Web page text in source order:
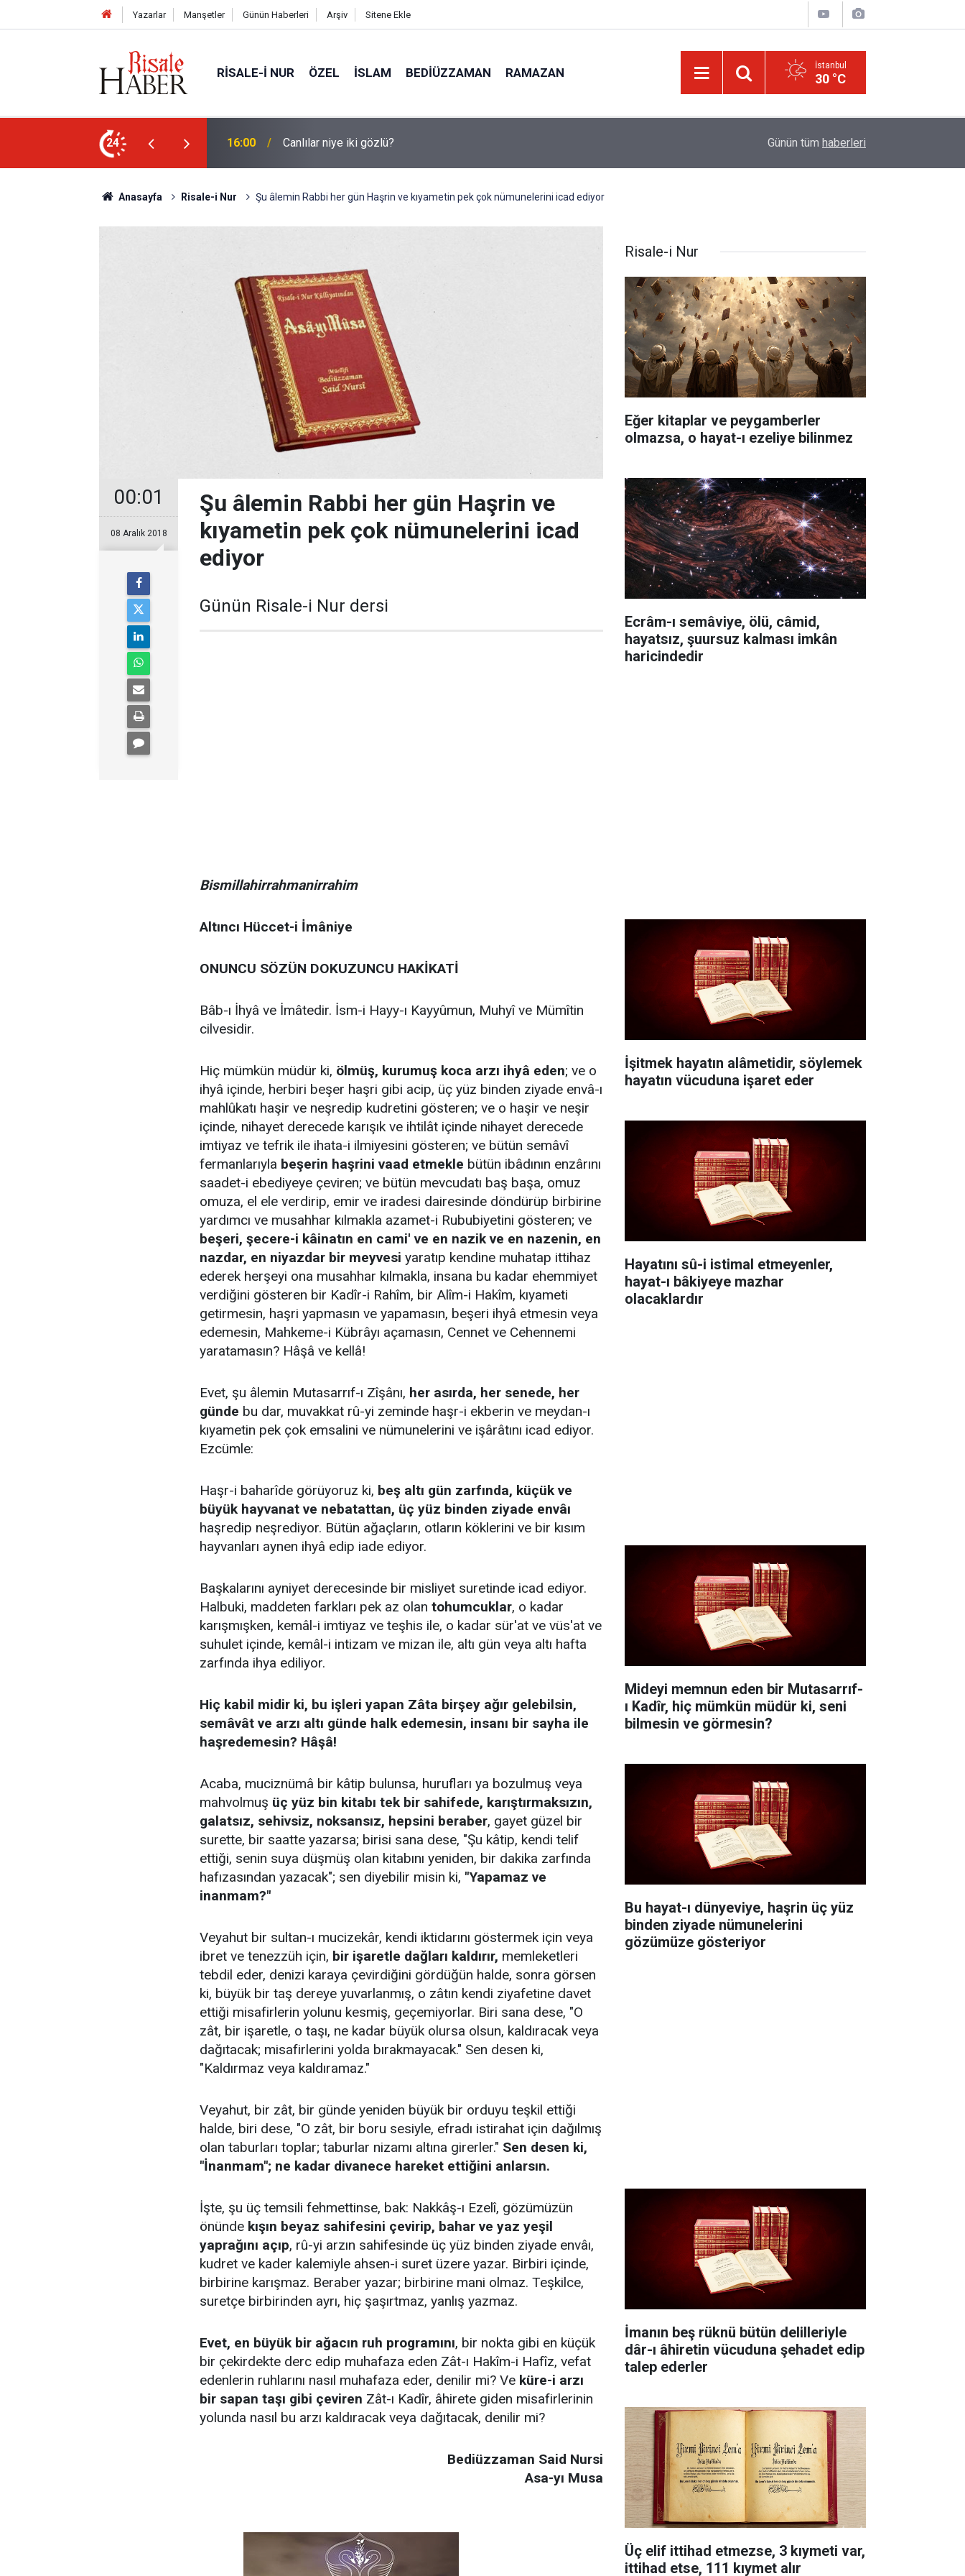
Yazarlar Manşetler Günün Haberleri Arşiv Sitene Ekle
RISALE-I NUR ÖZEL İSLAM BEDIÜZZAMAN RAMAZAN İstanbul
30 °C
24 15:35 Sosyal medya, derslerde başarısızlığa yol açıyor Günün tüm haberleri
Anasayfa Risale-i Nur Şu âlemin Rabbi her gün Haşrin ve kıyametin pek çok nümunelerini icad ediyor
00:01
08 Aralık 2018
Şu âlemin Rabbi her gün Haşrin ve
kıyametin pek çok nümunelerini icad
ediyor
Günün Risale-i Nur dersi
Bismillahirrahmanirrahim
Altıncı Hüccet-i İmâniye
ONUNCU SÖZÜN DOKUZUNCU HAKİKATİ
Bâb-ı İhyâ ve İmâtedir. İsm-i Hayy-ı Kayyûmun, Muhyî ve Mümîtin
cilvesidir.
Hiç mümkün müdür ki, ölmüş, kurumuş koca arzı ihyâ eden; ve o
ihyâ içinde, herbiri beşer haşri gibi acip, üç yüz binden ziyade envâ-ı
mahlûkatı haşir ve neşredip kudretini gösteren; ve o haşir ve neşir
içinde, nihayet derecede karışık ve ihtilât içinde nihayet derecede
imtiyaz ve tefrik ile ihata-i ilmiyesini gösteren; ve bütün semâvî
fermanlarıyla beşerin haşrini vaad etmekle bütün ibâdının enzârını
saadet-i ebediyeye çeviren; ve bütün mevcudatı baş başa, omuz
omuza, el ele verdirip, emir ve iradesi dairesinde döndürüp birbirine
yardımcı ve musahhar kılmakla azamet-i Rububiyetini gösteren; ve
beşeri, şecere-i kâinatın en cami' ve en nazik ve en nazenin, en
nazdar, en niyazdar bir meyvesi yaratıp kendine muhatap ittihaz
ederek herşeyi ona musahhar kılmakla, insana bu kadar ehemmiyet
verdiğini gösteren bir Kadîr-i Rahîm, bir Alîm-i Hakîm, kıyameti
getirmesin, haşri yapmasın ve yapamasın, beşeri ihyâ etmesin veya
edemesin, Mahkeme-i Kübrâyı açamasın, Cennet ve Cehennemi
yaratamasın? Hâşâ ve kellâ!
Evet, şu âlemin Mutasarrıf-ı Zîşânı, her asırda, her senede, her
günde bu dar, muvakkat rû-yi zeminde haşr-i ekberin ve meydan-ı
kıyametin pek çok emsalini ve nümunelerini ve işârâtını icad ediyor.
Ezcümle:
Haşr-i baharîde görüyoruz ki, beş altı gün zarfında, küçük ve
büyük hayvanat ve nebatattan, üç yüz binden ziyade envâı
haşredip neşrediyor. Bütün ağaçların, otların köklerini ve bir kısım
hayvanları aynen ihyâ edip iade ediyor.
Başkalarını ayniyet derecesinde bir misliyet suretinde icad ediyor.
Halbuki, maddeten farkları pek az olan tohumcuklar, o kadar
karışmışken, kemâl-i imtiyaz ve teşhis ile, o kadar sür'at ve vüs'at ve
suhulet içinde, kemâl-i intizam ve mizan ile, altı gün veya altı hafta
zarfında ihya ediliyor.
Hiç kabil midir ki, bu işleri yapan Zâta birşey ağır gelebilsin,
semâvât ve arzı altı günde halk edemesin, insanı bir sayha ile
haşredemesin? Hâşâ!
Acaba, muciznümâ bir kâtip bulunsa, hurufları ya bozulmuş veya
mahvolmuş üç yüz bin kitabı tek bir sahifede, karıştırmaksızın,
galatsız, sehivsiz, noksansız, hepsini beraber, gayet güzel bir
surette, bir saatte yazarsa; birisi sana dese, "Şu kâtip, kendi telif
ettiği, senin suya düşmüş olan kitabını yeniden, bir dakika zarfında
hafızasından yazacak"; sen diyebilir misin ki, "Yapamaz ve
inanmam?"
Veyahut bir sultan-ı mucizekâr, kendi iktidarını göstermek için veya
ibret ve tenezzüh için, bir işaretle dağları kaldırır, memleketleri
tebdil eder, denizi karaya çevirdiğini gördüğün halde, sonra görsen
ki, büyük bir taş dereye yuvarlanmış, o zâtın kendi ziyafetine davet
ettiği misafirlerin yolunu kesmiş, geçemiyorlar. Biri sana dese, "O
zât, bir işaretle, o taşı, ne kadar büyük olursa olsun, kaldıracak veya
dağıtacak; misafirlerini yolda bırakmayacak." Sen desen ki,
"Kaldırmaz veya kaldıramaz."
Veyahut, bir zât, bir günde yeniden büyük bir orduyu teşkil ettiği
halde, biri dese, "O zât, bir boru sesiyle, efradı istirahat için dağılmış
olan taburları toplar; taburlar nizamı altına girerler." Sen desen ki,
"İnanmam"; ne kadar divanece hareket ettiğini anlarsın.
İşte, şu üç temsili fehmettinse, bak: Nakkâş-ı Ezelî, gözümüzün
önünde kışın beyaz sahifesini çevirip, bahar ve yaz yeşil
yaprağını açıp, rû-yi arzın sahifesinde üç yüz binden ziyade envâı,
kudret ve kader kalemiyle ahsen-i suret üzere yazar. Birbiri içinde,
birbirine karışmaz. Beraber yazar; birbirine mani olmaz. Teşkilce,
suretçe birbirinden ayrı, hiç şaşırtmaz, yanlış yazmaz.
Evet, en büyük bir ağacın ruh programını, bir nokta gibi en küçük
bir çekirdekte derc edip muhafaza eden Zât-ı Hakîm-i Hafîz, vefat
edenlerin ruhlarını nasıl muhafaza eder, denilir mi? Ve küre-i arzı
bir sapan taşı gibi çeviren Zât-ı Kadîr, âhirete giden misafirlerinin
yolunda nasıl bu arzı kaldıracak veya dağıtacak, denilir mi?
Bediüzzaman Said Nursi
Asa-yı Musa
Risale-i Nur
Eğer kitaplar ve peygamberler
olmazsa, o hayat-ı ezeliye bilinmez
Ecrâm-ı semâviye, ölü, câmid,
hayatsız, şuursuz kalması imkân
haricindedir
İşitmek hayatın alâmetidir, söylemek
hayatın vücuduna işaret eder
Hayatını sû-i istimal etmeyenler,
hayat-ı bâkiyeye mazhar
olacaklardır
Mideyi memnun eden bir Mutasarrıf-
ı Kadîr, hiç mümkün müdür ki, seni
bilmesin ve görmesin?
Bu hayat-ı dünyeviye, haşrin üç yüz
binden ziyade nümunelerini
gözümüze gösteriyor
İmanın beş rüknü bütün delilleriyle
dâr-ı âhiretin vücuduna şehadet edip
talep ederler
Üç elif ittihad etmezse, 3 kıymeti var,
ittihad etse, 111 kıymet alır